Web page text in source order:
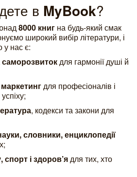
в MyBook?
8000 книг на будь-який смак
широкий вибір літератури, і
у нас є:
саморозвитокдля гармонії душі й
для професіоналів і
, кодекси та закони для
словники, енциклопедії
спорт і здоров’ядля тих, хто